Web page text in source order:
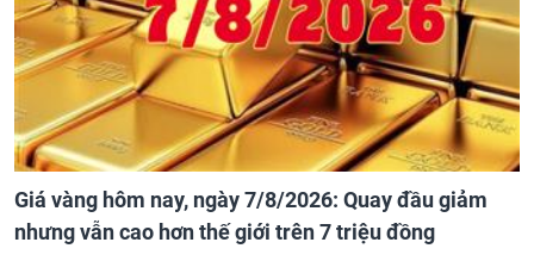
Giá vàng hôm nay, ngày 7/8/2026: Quay đầu giảm
nhưng vẫn cao hơn thế giới trên 7 triệu đồng